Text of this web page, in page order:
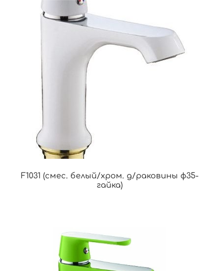
F1031 (смес. белый/хром. д/раковины ф35-
гайка)